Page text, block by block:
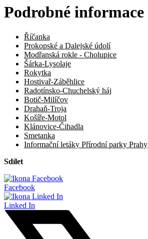
Podrobné informace
Říčanka
Prokopské a Dalejské údolí
Modřanská rokle - Cholupice
Šárka-Lysolaje
Rokytka
Hostivař-Záběhlice
Radotínsko-Chuchelský háj
Botič-Milíčov
Drahaň-Troja
Košíře-Motol
Klánovice-Čihadla
Smetanka
Informační letáky Přírodní parky Prahy
Sdílet
Facebook
Linked In